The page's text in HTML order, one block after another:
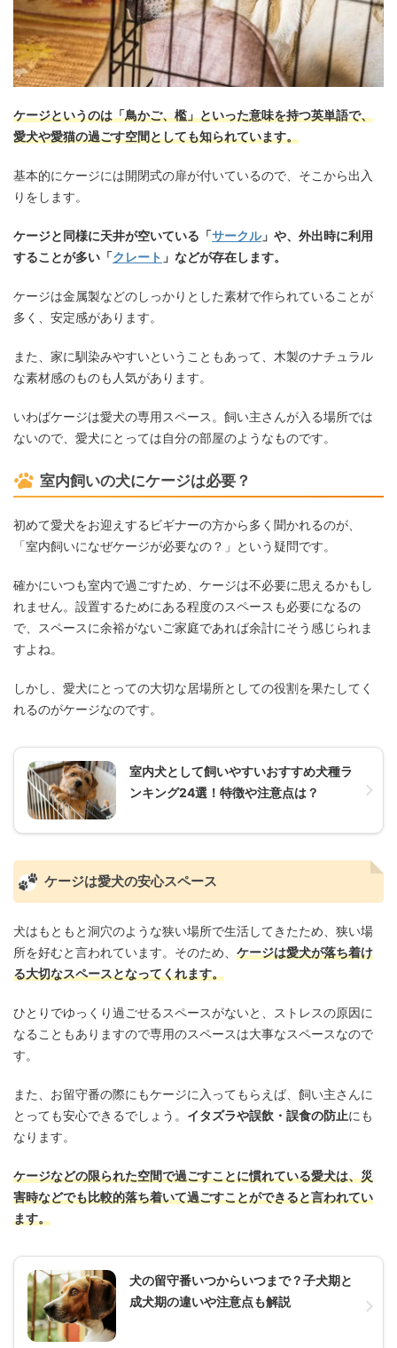
ケージというのは「鳥かご、檻」といった意味を持つ英単語で、
愛犬や愛猫の過ごす空間としても知られています。
基本的にケージには開閉式の扉が付いているので、そこから出入
りをします。
ケージと同様に天井が空いている「サークル」や、外出時に利用
することが多い「クレート 」などが存在します。
ケージは金属製などのしっかりとした素材で作られていることが
多く、安定感があります。
また、家に馴染みやすいということもあって、木製のナチュラル
な素材感のものも人気があります。
いわばケージは愛犬の専用スペース。飼い主さんが入る場所では
ないので、愛犬にとっては自分の部屋のようなものです。
室内飼いの犬にケージは必要？
初めて愛犬をお迎えするビギナーの方から多く聞かれるのが、
「室内飼いになぜケージが必要なの？」という疑問です。
確かにいつも室内で過ごすため、ケージは不必要に思えるかもし
れません。設置するためにある程度のスペースも必要になるの
で、スペースに余裕がないご家庭であれば余計にそう感じられま
すよね。
しかし、愛犬にとっての大切な居場所としての役割を果たしてく
れるのがケージなのです。
室内犬として飼いやすいおすすめ犬種ラ
ンキング24選！特徴や注意点は？
ケージは愛犬の安心スペース
犬はもともと洞穴のような狭い場所で生活してきたため、狭い場
所を好むと言われています。そのため、 ケージは愛犬が落ち着け
る大切なスペースとなってくれます。
ひとりでゆっくり過ごせるスペースがないと、ストレスの原因に
なることもありますので専用のスペースは大事なスペースなので
す。
また、お留守番の際にもケージに入ってもらえば、飼い主さんに
とっても安心できるでしょう。 イタズラや誤飲・誤食の防止にも
なります。
ケージなどの限られた空間で過ごすことに慣れている愛犬は、災
害時などでも比較的落ち着いて過ごすことができると言われてい
ます。
犬の留守番いつからいつまで？子犬期と
成犬期の違いや注意点も解説